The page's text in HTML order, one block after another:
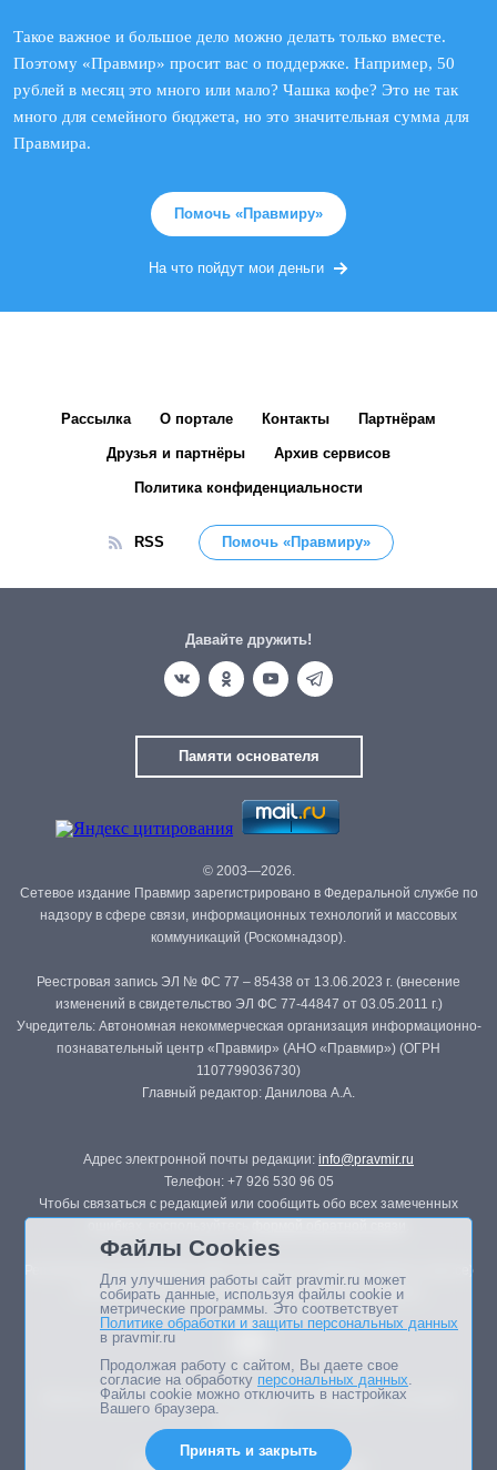
Такое важное и большое дело можно делать только вместе.
Поэтому «Правмир» просит вас о поддержке. Например, 50
рублей в месяц это много или мало? Чашка кофе? Это не так
много для семейного бюджета, но это значительная сумма для
Правмира.
Помочь «Правмиру»
На что пойдут мои деньги
Рассылка О портале Контакты Партнёрам
Друзья и партнёры Архив сервисов
Политика конфиденциальности
RSS Помочь «Правмиру»
Давайте дружить!
Памяти основателя
© 2003—2026.
Сетевое издание Правмир зарегистрировано в Федеральной службе по
надзору в сфере связи, информационных технологий и массовых
коммуникаций (Роскомнадзор).
Реестровая запись ЭЛ № ФС 77 – 85438 от 13.06.2023 г. (внесение
изменений в свидетельство ЭЛ ФС 77-44847 от 03.05.2011 г.)
Учредитель: Автономная некоммерческая организация информационно-
познавательный центр «Правмир» (АНО «Правмир») (ОГРН
1107799036730)
Главный редактор: Данилова А.А.
Адрес электронной почты редакции: info@pravmir.ru
Телефон: +7 926 530 96 05
Чтобы связаться с редакцией или сообщить обо всех замеченных
Републикация материалов сайта в печатных изданиях (книгах, прессе)
возможна только с письменного разрешения редакции.
Мнение авторов статей портала может не совпадать с позицией
Дизайн сайта -
Файлы Cookies
Для улучшения работы сайт pravmir.ru может
собирать данные, используя файлы cookie и
метрические программы. Это соответствует
Политике обработки и защиты персональных данных
в pravmir.ru
Продолжая работу с сайтом, Вы даете свое
согласие на обработку персональных данных.
Файлы cookie можно отключить в настройках
Вашего браузера.
Принять и закрыть